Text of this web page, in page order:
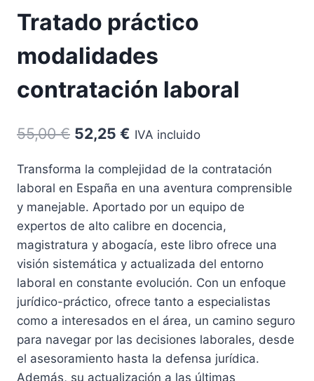
Tratado práctico
modalidades
contratación laboral
55,00€ El
original
era:
55,00 €.
52,25 € El
actual
es:
52,25 €.
IVA incluido
Transforma la complejidad de la contratación
laboral en España en una aventura comprensible
y manejable. Aportado por un equipo de
expertos de alto calibre en docencia,
magistratura y abogacía, este libro ofrece una
visión sistemática y actualizada del entorno
laboral en constante evolución. Con un enfoque
jurídico-práctico, ofrece tanto a especialistas
como a interesados en el área, un camino seguro
para navegar por las decisiones laborales, desde
el asesoramiento hasta la defensa jurídica.
Además, su actualización a las últimas